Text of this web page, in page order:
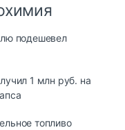
подешевел
1 млн руб. на
топливо